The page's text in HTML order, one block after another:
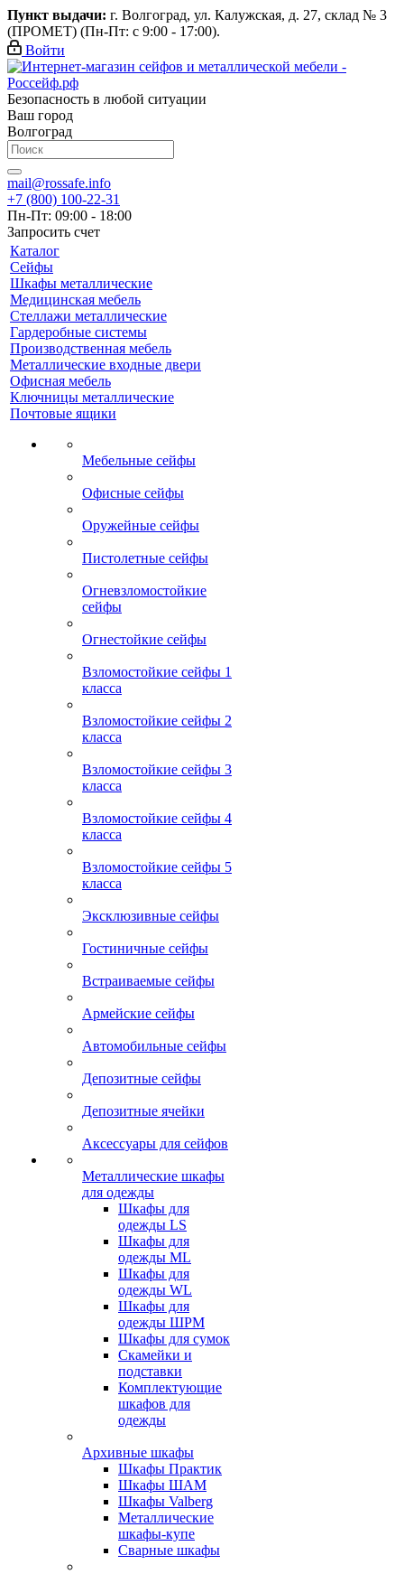
Пункт выдачи: г. Волгоград, ул. Калужская, д. 27, склад № 3
(ПРОМЕТ) (Пн-Пт: с 9:00 - 17:00).
Войти
Безопасность в любой ситуации
Ваш город
Волгоград
mail@rossafe.info
+7 (800) 100-22-31
Пн-Пт: 09:00 - 18:00
Запросить счет
Каталог
Сейфы
Шкафы металлические
Медицинская мебель
Стеллажи металлические
Гардеробные системы
Производственная мебель
Металлические входные двери
Офисная мебель
Ключницы металлические
Почтовые ящики
Мебельные сейфы
Офисные сейфы
Оружейные сейфы
Пистолетные сейфы
Огневзломостойкие
сейфы
Огнестойкие сейфы
Взломостойкие сейфы 1
класса
Взломостойкие сейфы 2
класса
Взломостойкие сейфы 3
класса
Взломостойкие сейфы 4
класса
Взломостойкие сейфы 5
класса
Эксклюзивные сейфы
Гостиничные сейфы
Встраиваемые сейфы
Армейские сейфы
Автомобильные сейфы
Депозитные сейфы
Депозитные ячейки
Аксессуары для сейфов
Металлические шкафы
для одежды
Шкафы для
одежды LS
Шкафы для
одежды ML
Шкафы для
одежды WL
Шкафы для
одежды ШРМ
Шкафы для сумок
Скамейки и
подставки
Комплектующие
шкафов для
одежды
Архивные шкафы
Шкафы Практик
Шкафы ШАМ
Шкафы Valberg
Металлические
шкафы-купе
Сварные шкафы